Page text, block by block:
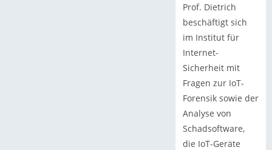
Prof. Dietrich
beschäftigt sich
im Institut für
Internet-
Sicherheit mit
Fragen zur IoT-
Forensik sowie der
Analyse von
Schadsoftware,
die IoT-Geräte